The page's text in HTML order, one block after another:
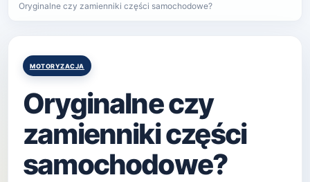
Oryginalne czy zamienniki części samochodowe?
Posted
MOTORYZACJA
Oryginalne czy
zamienniki części
samochodowe?